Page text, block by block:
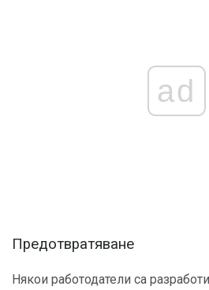
ad
Предотвратяване
Някои работодатели са